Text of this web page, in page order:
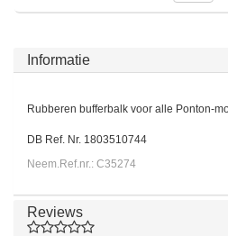
Informatie
Rubberen bufferbalk voor alle Ponton-
DB Ref. Nr. 1803510744
Neem.Ref.nr.: C35274
Reviews